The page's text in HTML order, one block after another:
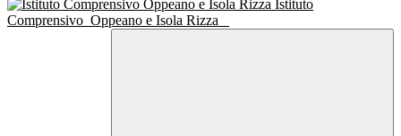
Istituto
Comprensivo Oppeano e Isola Rizza